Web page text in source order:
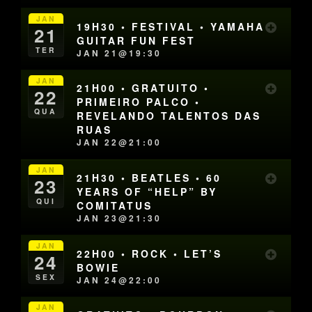
JAN
21
TER
19H30 • FESTIVAL • YAMAHA
GUITAR FUN FEST
JAN 21@19:30
JAN
22
QUA
21H00 • GRATUITO •
PRIMEIRO PALCO •
REVELANDO TALENTOS DAS
RUAS
JAN 22@21:00
JAN
23
QUI
21H30 • BEATLES • 60
YEARS OF “HELP” BY
COMITATUS
JAN 23@21:30
JAN
24
SEX
22H00 • ROCK • LET’S
BOWIE
JAN 24@22:00
JAN